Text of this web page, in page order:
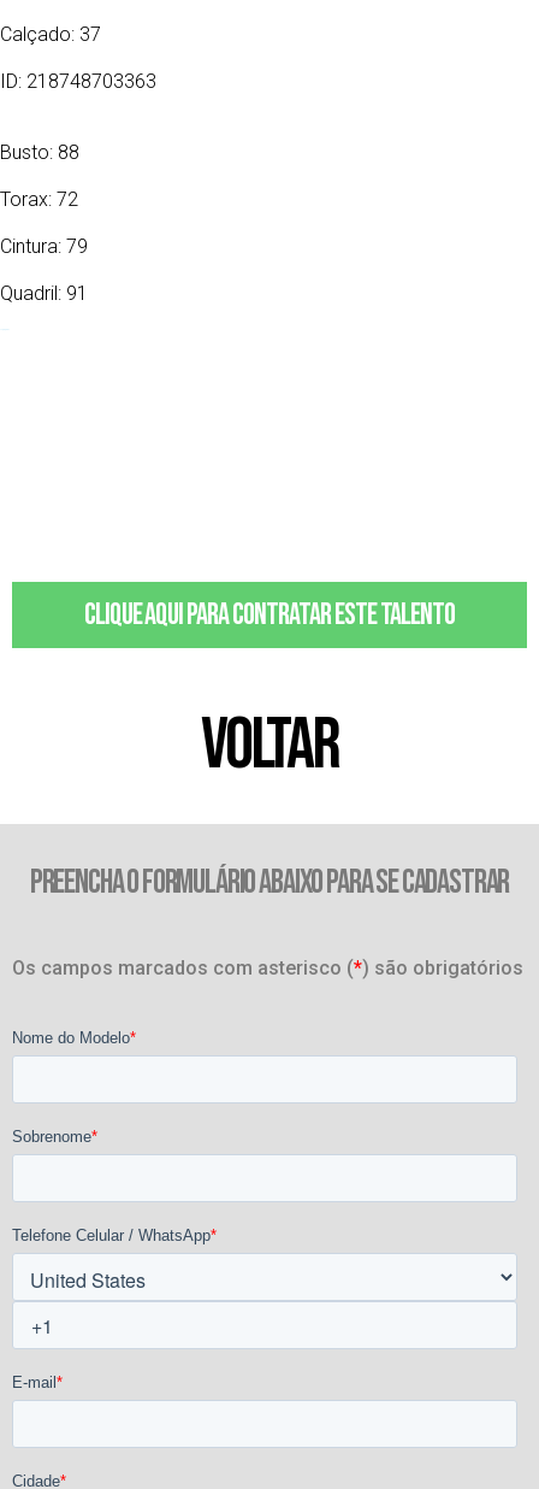
Calçado: 37
ID: 218748703363
Busto: 88
Torax: 72
Cintura: 79
Quadril: 91
Clique aqui para contratar este talento
VOLTAR
PREENCHA O FORMULÁRIO ABAIXO PARA SE CADASTRAR
Os campos marcados com asterisco (*) são obrigatórios